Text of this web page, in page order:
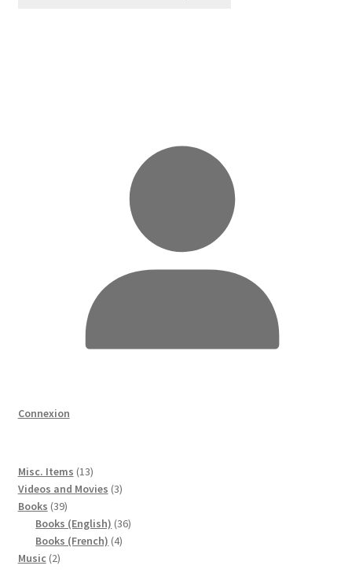
Connexion
Misc. Items 1313
produits
Videos and Movies 33
Books 3939
produits
Books (English) 3636
Books (French) 44
Music 22